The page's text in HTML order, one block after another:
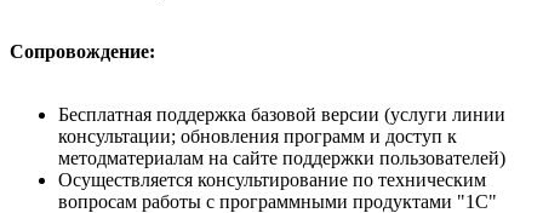
Сопровождение:
Бесплатная поддержка базовой версии (услуги линии
консультации; обновления программ и доступ к
методматериалам на сайте поддержки пользователей)
Осуществляется консультирование по техническим
вопросам работы с программными продуктами "1С"